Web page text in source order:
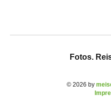
Fotos.
© 2026 by